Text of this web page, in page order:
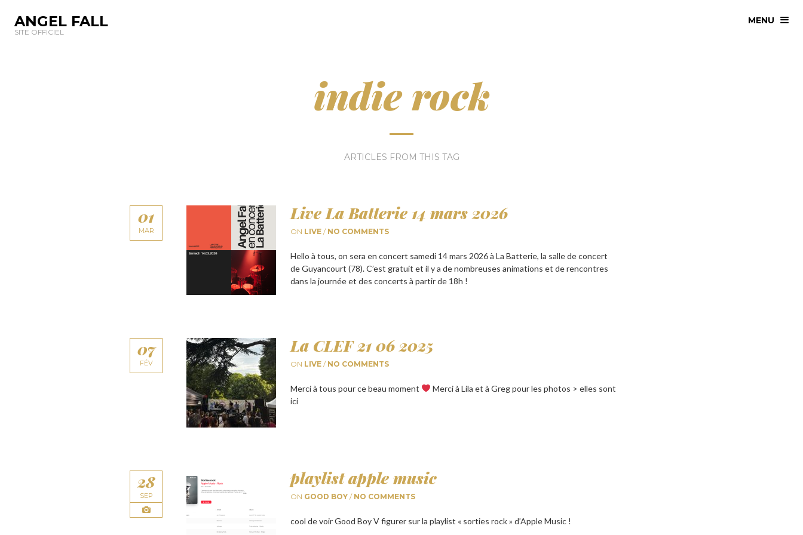
ANGEL FALL
SITE OFFICIEL
MENU
indie rock
ARTICLES FROM THIS TAG
01
MAR
Live La Batterie 14 mars 2026
ON LIVE / NO COMMENTS
Hello à tous, on sera en concert samedi 14 mars 2026 à La Batterie, la salle de concert
de Guyancourt (78). C’est gratuit et il y a de nombreuses animations et de rencontres
dans la journée et des concerts à partir de 18h !
07
FÉV
La CLEF 21 06 2025
ON LIVE / NO COMMENTS
Merci à tous pour ce beau moment
Merci à Lila et à Greg pour les photos > elles sont
ici
28
SEP
playlist apple music
ON GOOD BOY / NO COMMENTS
cool de voir Good Boy V figurer sur la playlist « sorties rock » d’Apple Music !